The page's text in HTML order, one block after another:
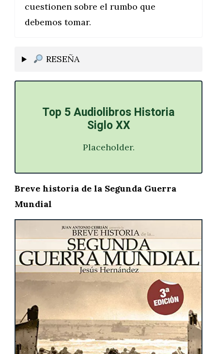
cuestionen sobre el rumbo que
debemos tomar.
RESEÑA
Top 5 Audiolibros Historia
Siglo XX
Placeholder.
Breve historia de la Segunda Guerra
Mundial